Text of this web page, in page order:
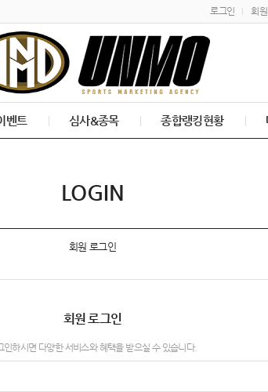
로그인 회
벤트 심사&종목 종합랭킹현황
LOGIN
회원 로그인
회원 로그인
인하시면 다양한 서비스와 혜택을 받으실 수 있습니다.